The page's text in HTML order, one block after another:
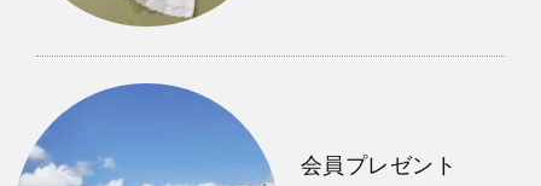
会員プレゼント